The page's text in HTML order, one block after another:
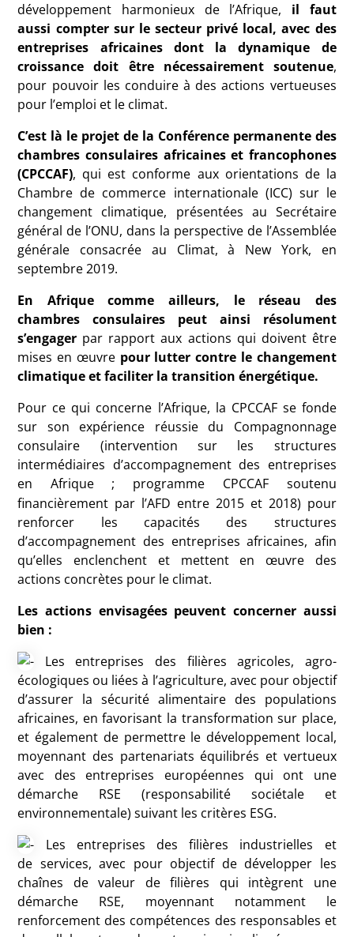
développement harmonieux de l’Afrique,
il faut
aussi compter sur le secteur privé local, avec des
entreprises africaines dont la dynamique de
croissance doit être nécessairement soutenue,
pour pouvoir les conduire à des actions vertueuses
pour l’emploi et le climat.
C’est là le projet de la Conférence permanente des
chambres consulaires africaines et francophones
(CPCCAF), qui est conforme aux orientations de la
Chambre de commerce internationale (ICC) sur le
changement climatique, présentées au Secrétaire
général de l’ONU, dans la perspective de l’Assemblée
générale consacrée au Climat, à New York, en
septembre 2019.
En Afrique comme ailleurs, le réseau des
chambres consulaires peut ainsi résolument
s’engager par rapport aux actions qui doivent être
mises en œuvre pour lutter contre le changement
climatique et faciliter la transition énergétique.
Pour ce qui concerne l’Afrique, la CPCCAF se fonde
sur son expérience réussie du Compagnonnage
consulaire (intervention sur les structures
intermédiaires d’accompagnement des entreprises
en Afrique
; programme CPCCAF
soutenu
financièrement par l’AFD entre 2015 et 2018) pour
renforcer les capacités des structures
d’accompagnement des entreprises africaines, afin
qu’elles enclenchent et mettent en œuvre des
actions concrètes pour le climat.
Les actions envisagées peuvent concerner aussi
bien :
Les entreprises des filières agricoles, agro-
écologiques ou liées à l’agriculture, avec pour objectif
d’assurer la sécurité alimentaire des populations
africaines, en favorisant la transformation sur place,
et également de permettre le développement local,
moyennant des partenariats équilibrés et vertueux
avec des entreprises européennes qui ont une
démarche
RSE
(responsabilité sociétale et
environnementale) suivant les critères ESG.
Les entreprises des filières industrielles et
de services, avec pour objectif de développer les
chaînes de valeur de filières qui intègrent une
démarche
RSE, moyennant notamment le
renforcement des compétences des responsables et